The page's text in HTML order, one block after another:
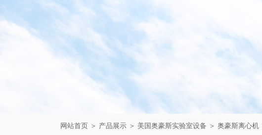
网站首页 ＞ 产品展示 ＞ 美国奥豪斯实验室设备 ＞ 奥豪斯离心机